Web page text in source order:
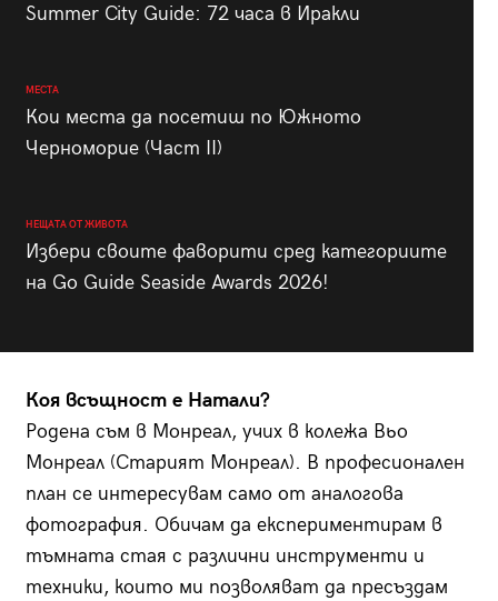
Summer City Guide: 72 часа в Иракли
МЕСТА
Кои места да посетиш по Южното
Черноморие (Част II)
НЕЩАТА ОТ ЖИВОТА
Избери своите фаворити сред категориите
на Go Guide Seaside Awards 2026!
Коя всъщност е Натали?
Родена съм в Монреал, учих в колежа Вьо
Монреал (Старият Монреал). В професионален
план се интересувам само от аналогова
фотография. Обичам да експериментирам в
тъмната стая с различни инструменти и
техники, които ми позволяват да пресъздам